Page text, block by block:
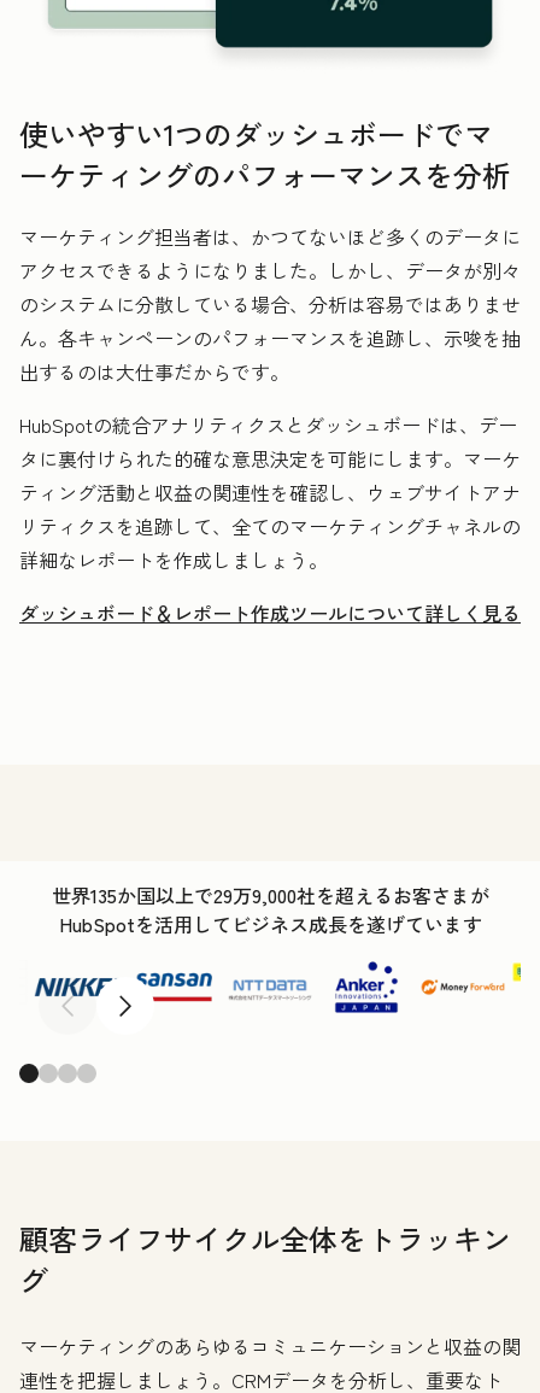
使いやすい1つのダッシュボードでマ
ーケティングのパフォーマンスを分析
マーケティング担当者は、かつてないほど多くのデータに
アクセスできるようになりました。しかし、データが別々
のシステムに分散している場合、分析は容易ではありませ
ん。各キャンペーンのパフォーマンスを追跡し、示唆を抽
出するのは大仕事だからです。
HubSpotの統合アナリティクスとダッシュボードは、デー
タに裏付けられた的確な意思決定を可能にします。マーケ
ティング活動と収益の関連性を確認し、ウェブサイトアナ
リティクスを追跡して、全てのマーケティングチャネルの
詳細なレポートを作成しましょう。
ダッシュボード＆レポート作成ツールについて詳しく見る
世界135か国以上で29万9,000社を超えるお客さまが
HubSpotを活用してビジネス成長を遂げています
前へ 次へ
顧客ライフサイクル全体をトラッキン
グ
マーケティングのあらゆるコミュニケーションと収益の関
連性を把握しましょう。CRMデータを分析し、重要なト